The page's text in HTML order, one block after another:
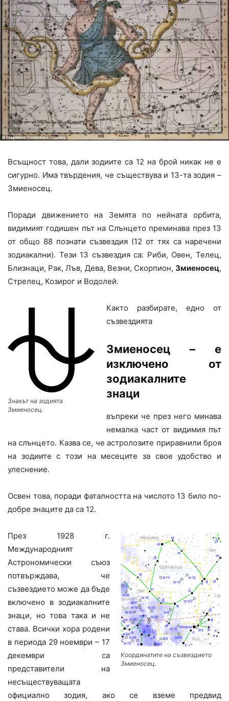
Всъщност това, дали зодиите са 12 на брой никак не е
сигурно. Има твърдения, че съществува и 13-та зодия –
Змиеносец.
Поради движението на Земята по нейната орбита,
видимият годишен път на Слънцето преминава през 13
от общо 88 познати съзвездия (12 от тях са наречени
зодиакални). Тези 13 съзвездия са: Риби, Овен, Телец,
Близнаци, Рак, Лъв, Дева, Везни, Скорпион, Змиеносец,
Стрелец, Козирог и Водолей.
Знакът на зодията
Змиеносец.
Както разбирате, едно от
съзвездията
Змиеносец – е
изключено от
зодиакалните
знаци
въпреки че през него минава
немалка част от видимия път
на слънцето. Казва се, че астролозите приравнили броя
на зодиите с този на месеците за свое удобство и
улеснение.
Освен това, поради фаталността на числото 13 било по-
добре знаците да са 12.
Координатите на съзвездието
Змиеносец.
През 1928 г.
Международният
Астрономически съюз
потвърждава, че
съзвездието може да бъде
включено в зодиакалните
знаци, но това така и не
става. Всички хора родени
в периода 29 ноември – 17
декември са
представители на
несъществуващата
официално зодия, ако се вземе предвид